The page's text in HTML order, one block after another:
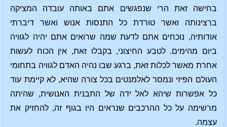
בחישה זאת הרי שנפגשים אתם באותה עובדה המציקה
ברצינותה ואשר טורדת כל התנסות אנוש ואשר דיברתי
אודותיה, נוכחים אתם לדעת שמה שרואים אתם יהיה לגוויה
ביום מהימים. לטבע החיצוני, בקבלו זאת, אין הכוח לעשות
אחרת מאשר לכלות זאת, ברגע שבו נהיה האדם לגוויה בתחומי
העולם הפיזי ונמסר לאלמנטים בכל צורה שהיא, לא קיימת עוד
כל אפשרות שיהא לאל ידה של התבנית האנושית, שהיתה
מרשימה על כל ההרכבים שנראים היו בגוף זה, להחזיק את
עצמה.